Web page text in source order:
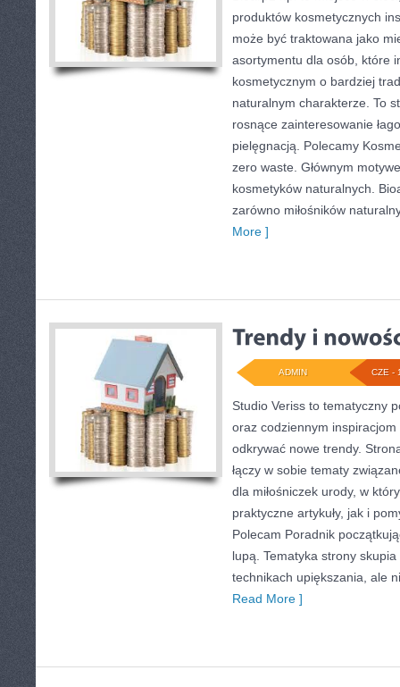
produktów kosmetycznych
może być traktowana jako
asortymentu dla osób, które
kosmetycznym o bardziej
naturalnym charakterze. To
rosnące zainteresowanie
pielęgnacją. Polecamy
zero waste. Głównym
kosmetyków naturalnych.
zarówno miłośników
More ]
CZE -
ADMIN
Studio Veriss to tematyczny
oraz codziennym
odkrywać nowe trendy.
łączy w sobie tematy
dla miłośniczek urody, w
praktyczne artykuły, jak i
Polecam Poradnik
lupą. Tematyka strony
technikach upiększania, ale
Read More ]